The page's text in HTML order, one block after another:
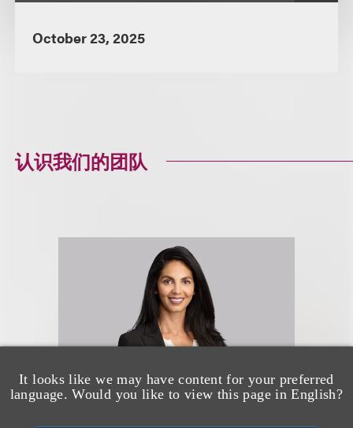
It looks like we may have content for your preferred
language. Would you like to view this page in English?
October 23, 2025
认识我们的团队